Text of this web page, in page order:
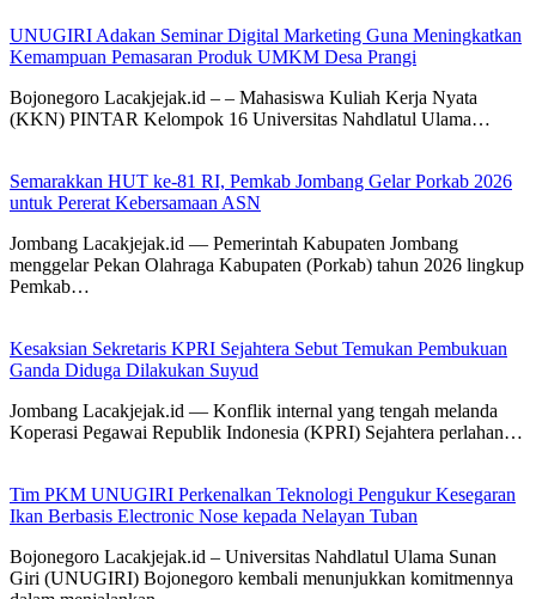
UNUGIRI Adakan Seminar Digital Marketing Guna Meningkatkan
Kemampuan Pemasaran Produk UMKM Desa Prangi
Bojonegoro Lacakjejak.id – – Mahasiswa Kuliah Kerja Nyata
(KKN) PINTAR Kelompok 16 Universitas Nahdlatul Ulama…
Semarakkan HUT ke-81 RI, Pemkab Jombang Gelar Porkab 2026
untuk Pererat Kebersamaan ASN
Jombang Lacakjejak.id — Pemerintah Kabupaten Jombang
menggelar Pekan Olahraga Kabupaten (Porkab) tahun 2026 lingkup
Pemkab…
Kesaksian Sekretaris KPRI Sejahtera Sebut Temukan Pembukuan
Ganda Diduga Dilakukan Suyud
Jombang Lacakjejak.id — Konflik internal yang tengah melanda
Koperasi Pegawai Republik Indonesia (KPRI) Sejahtera perlahan…
Tim PKM UNUGIRI Perkenalkan Teknologi Pengukur Kesegaran
Ikan Berbasis Electronic Nose kepada Nelayan Tuban
Bojonegoro Lacakjejak.id – Universitas Nahdlatul Ulama Sunan
Giri (UNUGIRI) Bojonegoro kembali menunjukkan komitmennya